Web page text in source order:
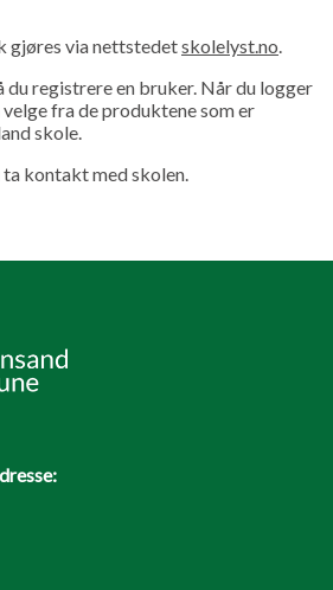
gjøres via nettstedetskolelyst.no.
du registrere en bruker. Når du logger
fra de produktene som er
skole.
ta kontakt med skolen.